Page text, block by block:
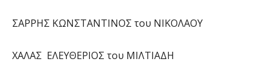
ΣΑΡΡΗΣ ΚΩΝΣΤΑΝΤΙΝΟΣ του ΝΙΚΟΛΑΟΥ
ΧΑΛΑΣ ΕΛΕΥΘΕΡΙΟΣ του ΜΙΛΤΙΑΔΗ